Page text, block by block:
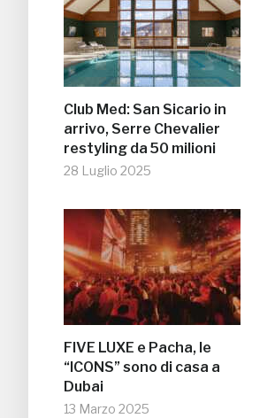
Club Med: San Sicario in
arrivo, Serre Chevalier
restyling da 50 milioni
28 Luglio 2025
FIVE LUXE e Pacha, le
“ICONS” sono di casa a
Dubai
13 Marzo 2025